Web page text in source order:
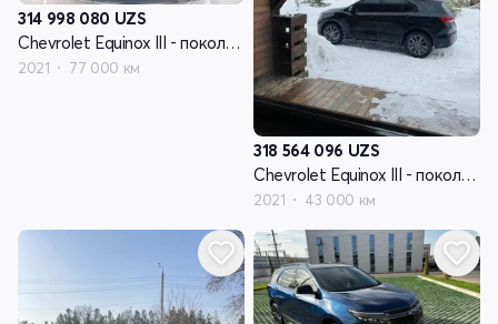
314 998 080 UZS
Chevrolet Equinox III - поколение рестайлинг
2021 77 000 км
318 564 096 UZS
Chevrolet Equinox III - поколение рестайлинг
2021 43 000 км